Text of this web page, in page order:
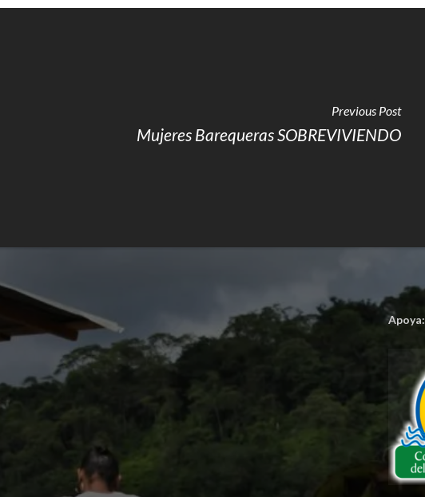
Previous Post
Mujeres Barequeras SOBREVIVIENDO
Apoya: